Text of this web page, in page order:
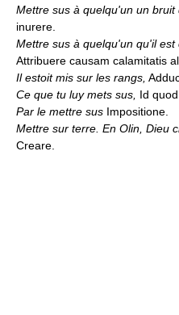
Mettre sus à quelqu'un un bruit
inurere.
Mettre sus à quelqu'un qu'il est
Attribuere causam calamitatis
Il estoit mis sur les rangs,
Ce que tu luy mets sus, Id
Par le mettre sus Impositione.
Mettre sur terre. En Olin, Dieu
Creare.